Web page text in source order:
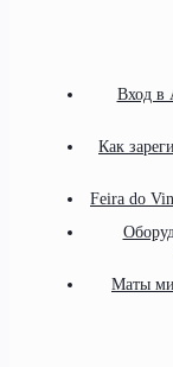
Вход в
Как
Feira do
Маты